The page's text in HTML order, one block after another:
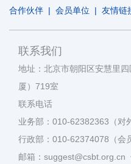
合作伙伴 | 会员单位 | 友情链
联系我们
地址：北京市朝阳区安慧里
厦）719室
联系电话
业务部：010-62382363（对
行政部：010-62374078（会
邮箱：suggest@csbt.org.cn